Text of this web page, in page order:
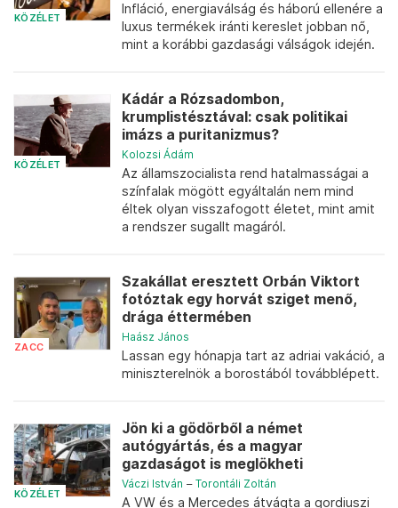
KÖZÉLET
Infláció, energiaválság és háború ellenére a
luxus termékek iránti kereslet jobban nő,
mint a korábbi gazdasági válságok idején.
KÖZÉLET
Kádár a Rózsadombon,
krumplistésztával: csak politikai
imázs a puritanizmus?
Kolozsi Ádám
Az államszocialista rend hatalmasságai a
színfalak mögött egyáltalán nem mind
éltek olyan visszafogott életet, mint amit
a rendszer sugallt magáról.
ZACC
Szakállat eresztett Orbán Viktort
fotóztak egy horvát sziget menő,
drága éttermében
Haász János
Lassan egy hónapja tart az adriai vakáció, a
miniszterelnök a borostából továbblépett.
KÖZÉLET
Jön ki a gödörből a német
autógyártás, és a magyar
gazdaságot is meglökheti
Váczi István – Torontáli Zoltán
A VW és a Mercedes átvágta a gordiuszi